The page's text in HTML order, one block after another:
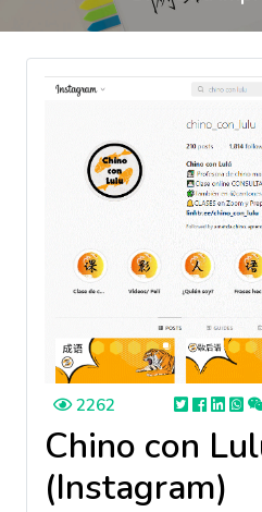
2262
Chino con
(Instagram)